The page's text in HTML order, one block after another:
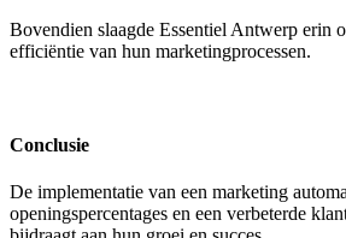
Bovendien slaagde Essentiel Antwerp erin
efficiëntie van hun marketingprocessen.
Conclusie
De implementatie van een marketing
openingspercentages en een verbeterde